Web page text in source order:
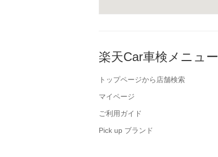
楽天Car車検メニュー
トップページから店舗検索
マイページ
ご利用ガイド
Pick up ブランド